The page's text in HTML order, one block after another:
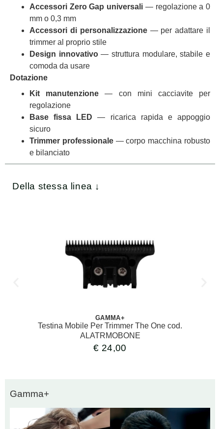
Accessori Zero Gap universali — regolazione a 0
mm o 0,3 mm
Accessori di personalizzazione— per adattare il
trimmer al proprio stile
Design innovativo— struttura modulare, stabile e
comoda da usare
Dotazione
Kit manutenzione — con mini cacciavite per
regolazione
Base fissa LED — ricarica rapida e appoggio
sicuro
Trimmer professionale— corpo macchina robusto
e bilanciato
Della stessa linea ↓
GAMMA+
Testina Mobile Per Trimmer The One cod.
ALATRMOBONE
€ 24,00
Gamma+